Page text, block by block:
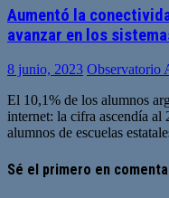
Aumentó la
avanzar en los
8 junio, 2023 Observatorio
El 10,1% de los alumnos
internet: la cifra ascendía
alumnos de escuelas
Sé el primero en